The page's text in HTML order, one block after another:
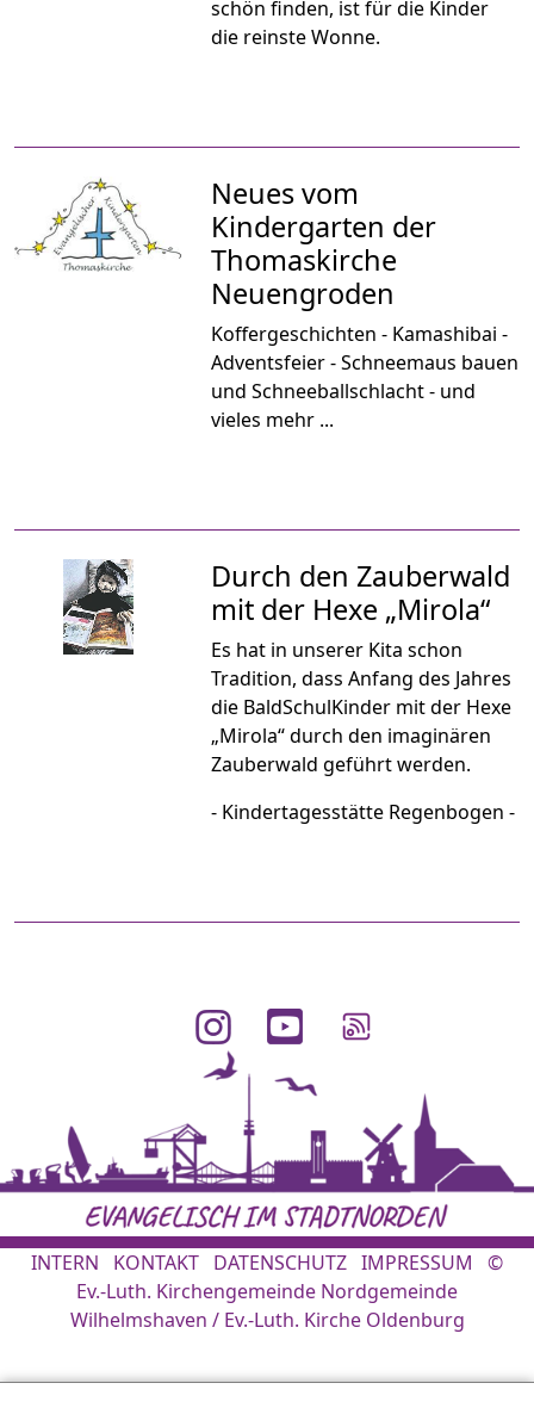
schön finden, ist für die Kinder
die reinste Wonne.
Neues vom
Kindergarten der
Thomaskirche
Neuengroden
Koffergeschichten - Kamashibai -
Adventsfeier - Schneemaus bauen
und Schneeballschlacht - und
vieles mehr ...
Durch den Zauberwald
mit der Hexe „Mirola“
Es hat in unserer Kita schon
Tradition, dass Anfang des Jahres
die BaldSchulKinder mit der Hexe
„Mirola“ durch den imaginären
Zauberwald geführt werden.
- Kindertagesstätte Regenbogen -
INTERN KONTAKT DATENSCHUTZ IMPRESSUM ©
Ev.-Luth. Kirchengemeinde Nordgemeinde
Wilhelmshaven / Ev.-Luth. Kirche Oldenburg